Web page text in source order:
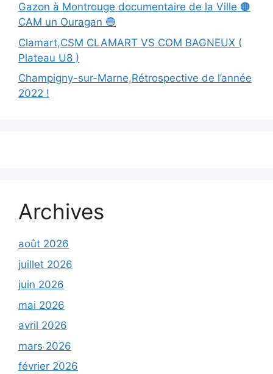
Gazon à Montrouge documentaire de la Ville 🟠
CAM un Ouragan 🔵
Clamart,CSM CLAMART VS COM BAGNEUX (
Plateau U8 )
Champigny-sur-Marne,Rétrospective de l’année
2022 !
Archives
août 2026
juillet 2026
juin 2026
mai 2026
avril 2026
mars 2026
février 2026